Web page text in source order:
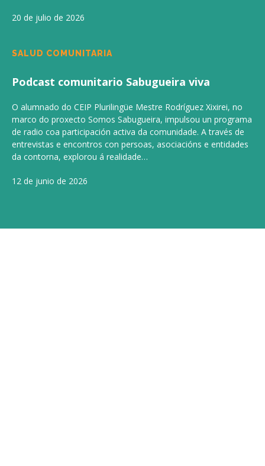
20 de julio de 2026
SALUD COMUNITARIA
Podcast comunitario Sabugueira viva
O alumnado do CEIP Plurilingüe Mestre Rodríguez Xixirei, no
marco do proxecto Somos Sabugueira, impulsou un programa
de radio coa participación activa da comunidade. A través de
entrevistas e encontros con persoas, asociacións e entidades
da contorna, explorou á realidade…
12 de junio de 2026